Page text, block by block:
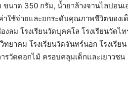
นาด 350 กรัม, น้ำยาล้างจานไลปอนเ
ใช้จ่ายและยกระดับคุณภาพชีวิตของเ
ลม โรงเรียนวัดบุคคโล โรงเรียนวัดไท
ยาคม โรงเรียนวัดจันทร์นอก โรงเรียน
รวัดดอกไม้ ครอบคลุมเด็กและเยาวชน